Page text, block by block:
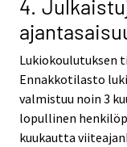
4.
Lukiokoulutuksen
Ennakkotilasto
valmistuu noin 3
lopullinen
kuukautta